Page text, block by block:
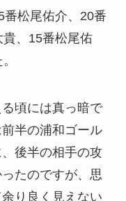
松尾佑介、20番
、15番松尾佑
頃には真っ暗で
半の浦和ゴール
後半の相手の攻
たのですが、思
り良く見えない